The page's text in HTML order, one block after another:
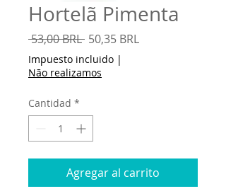
Hortelã Pimenta
53,00 BRL Precio
50,35 BRLPrecio
Impuesto incluido |
Não realizamos
Cantidad *
Agregar al carrito